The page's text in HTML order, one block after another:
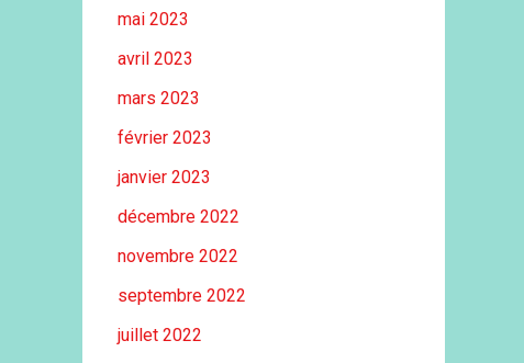
mai 2023
avril 2023
mars 2023
février 2023
janvier 2023
décembre 2022
novembre 2022
septembre 2022
juillet 2022